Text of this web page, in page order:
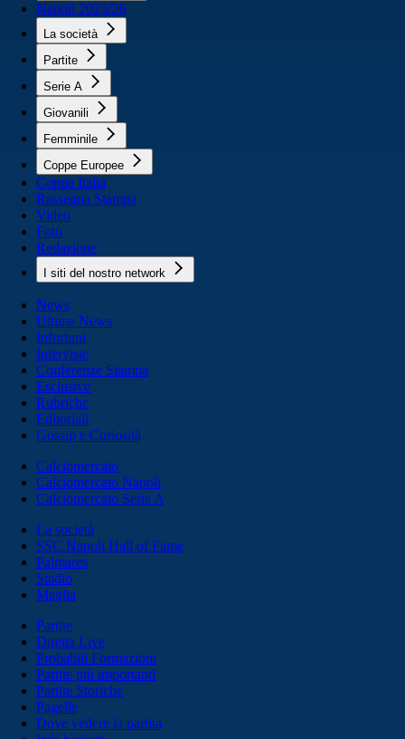
Napoli 2025/26
La società
Partite
Serie A
Giovanili
Femminile
Coppe Europee
Coppa Italia
Rassegna Stampa
Video
Foto
Redazione
I siti del nostro network
News
Ultime News
Infortuni
Interviste
Conferenze Stampa
Esclusive
Rubriche
Editoriali
Gossip e Curiosità
Calciomercato
Calciomercato Napoli
Calciomercato Serie A
La società
SSC Napoli Hall of Fame
Palmares
Stadio
Maglia
Partite
Diretta Live
Probabili Formazioni
Partite più importanti
Partite Storiche
Pagelle
Dove vedere la partita